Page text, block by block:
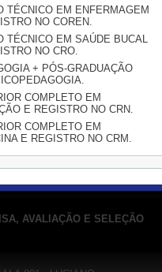
TÉCNICO EM ENFERMAGEM
NO COREN.
TÉCNICO EM SAÚDE BUCAL
NO CRO.
+ PÓS-GRADUAÇÃO
COMPLETO EM
E REGISTRO NO CRN.
COMPLETO EM
E REGISTRO NO CRM.
AVALIAÇÃO E SELEÇÃO